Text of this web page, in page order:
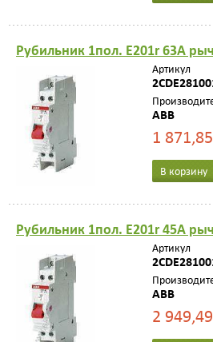
Рубильник 1пол. E201r 63A
Артикул
ABB
1
В корзину
Рубильник 1пол. E201r 45A
Артикул
ABB
2